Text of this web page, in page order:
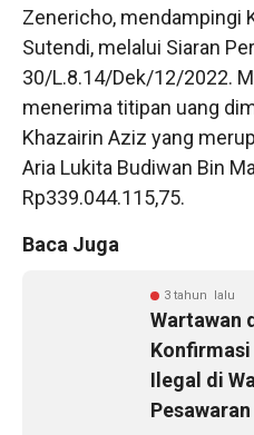
Zenericho, mendampingi
Sutendi, melalui Siaran
30/L.8.14/Dek/12/2022.
menerima titipan uang
Khazairin Aziz yang
Aria Lukita Budiwan Bin
Rp339.044.115,75.
Baca Juga
3 tahun lalu
Wartawan
Konfirmasi
Ilegal di
Pesawaran